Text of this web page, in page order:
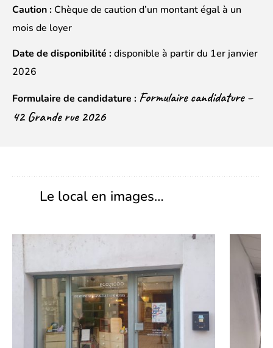
Caution : Chèque de caution d’un montant égal à un
mois de loyer
Date de disponibilité :disponible à partir du 1er janvier
2026
Formulaire de candidature : Formulaire candidature –
42 Grande rue 2026
Le local en images…